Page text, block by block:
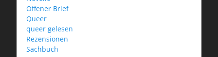
Offener Brief
Queer
queer gelesen
Rezensionen
Sachbuch